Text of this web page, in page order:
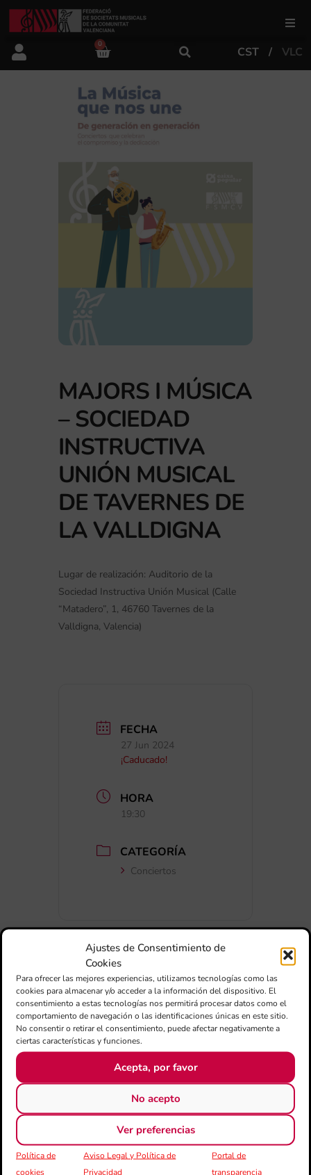
Ajustes de Consentimiento de
Cookies
Para ofrecer las mejores experiencias, utilizamos tecnologías como las
cookies para almacenar y/o acceder a la información del dispositivo. El
consentimiento a estas tecnologías nos permitirá procesar datos como el
comportamiento de navegación o las identificaciones únicas en este sitio.
No consentir o retirar el consentimiento, puede afectar negativamente a
ciertas características y funciones.
Acepta, por favor
No acepto
Ver preferencias
Política de
cookies
Aviso Legal y Política de
Privacidad
Portal de
transparencia
FSMCV
Áreas de gestión
Área artística
0
CST VLC
MAJORS I MÚSICA
– SOCIEDAD
INSTRUCTIVA
UNIÓN MUSICAL
DE TAVERNES DE
LA VALLDIGNA
Lugar de realización: Auditorio de la
Sociedad Instructiva Unión Musical (Calle
“Matadero”, 1, 46760 Tavernes de la
Valldigna, Valencia)
FECHA
27 Jun 2024
¡Caducado!
HORA
19:30
CATEGORÍA
Conciertos
+ Añadir a Google Calendar
+ exportación iCal / Outlook
COMPARTIR ESTE EVENTO